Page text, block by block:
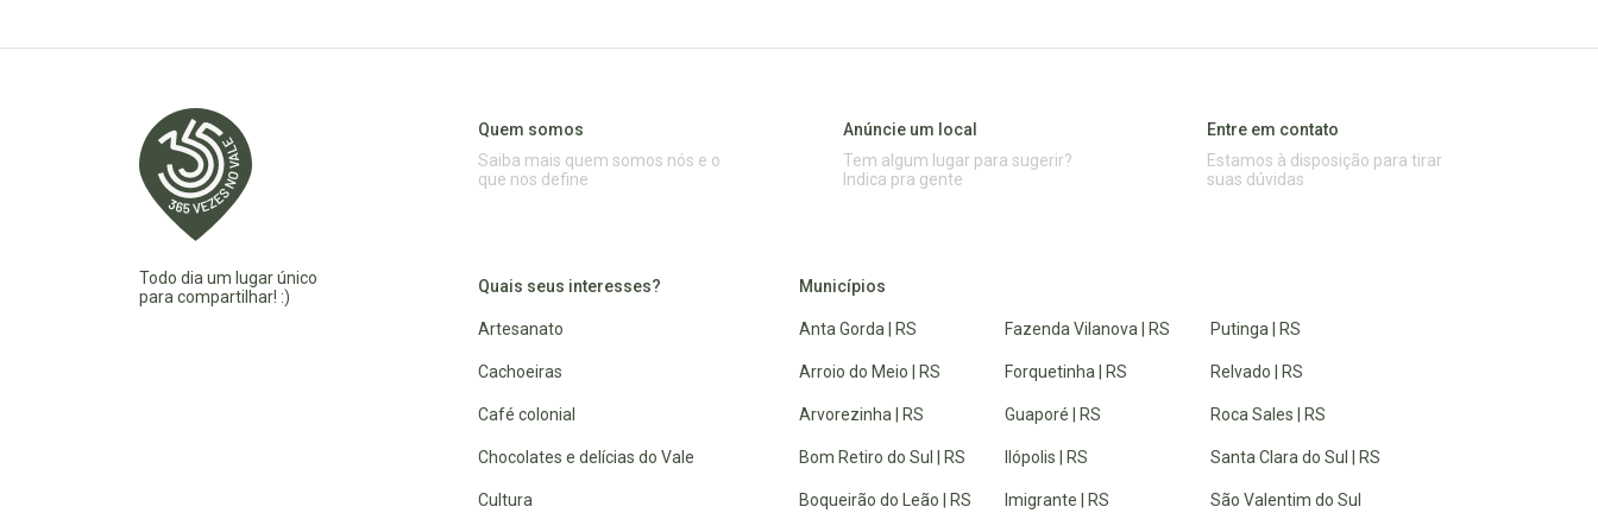
Todo dia um lugar único
para compartilhar! :)
Quem somos
Saiba mais quem somos nós e o
que nos define
Anúncie um local
Tem algum lugar para sugerir?
Indica pra gente
Entre em contato
Estamos à disposição para tirar
suas dúvidas
Quais seus interesses?
Artesanato
Cachoeiras
Café colonial
Chocolates e delícias do Vale
Cultura
Municípios
Anta Gorda | RS
Arroio do Meio | RS
Arvorezinha | RS
Bom Retiro do Sul | RS
Boqueirão do Leão | RS
Fazenda Vilanova | RS
Forquetinha | RS
Guaporé | RS
Ilópolis | RS
Imigrante | RS
Putinga | RS
Relvado | RS
Roca Sales | RS
Santa Clara do Sul | RS
São Valentim do Sul